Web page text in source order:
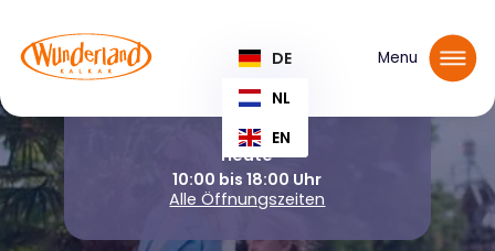
DE
NL
EN
Menu
Heute
10:00 bis 18:00 Uhr
Alle Öffnungszeiten
Tickets reservieren